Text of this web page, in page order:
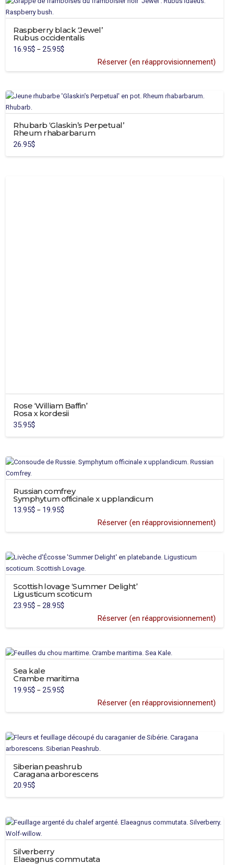
Raspberry black ‘Jewel’
Rubus occidentalis
16.95$ – 25.95$
25.95$
Réserver (en réapprovisionnement)
Rhubarb ‘Glaskin’s Perpetual’
Rheum rhabarbarum
26.95$
Rose ‘William Baffin’
Rosa x kordesii
35.95$
Russian comfrey
Symphytum officinale x upplandicum
13.95$ – 19.95$
19.95$
Réserver (en réapprovisionnement)
Scottish lovage ‘Summer Delight’
Ligusticum scoticum
23.95$ – 28.95$
28.95$
Réserver (en réapprovisionnement)
Sea kale
Crambe maritima
19.95$ – 25.95$
25.95$
Réserver (en réapprovisionnement)
Siberian peashrub
Caragana arborescens
20.95$
Silverberry
Elaeagnus commutata